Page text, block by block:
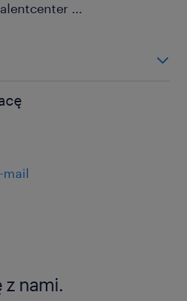
...
mail
z nami.